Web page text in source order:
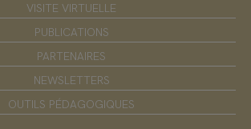
VISITE VIRTUELLE
PUBLICATIONS
PARTENAIRES
NEWSLETTERS
OUTILS PÉDAGOGIQUES